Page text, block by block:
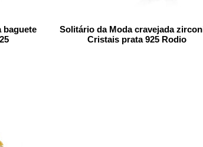
baguete
Solitário da Moda cravejada
Cristais prata 925 Rodio